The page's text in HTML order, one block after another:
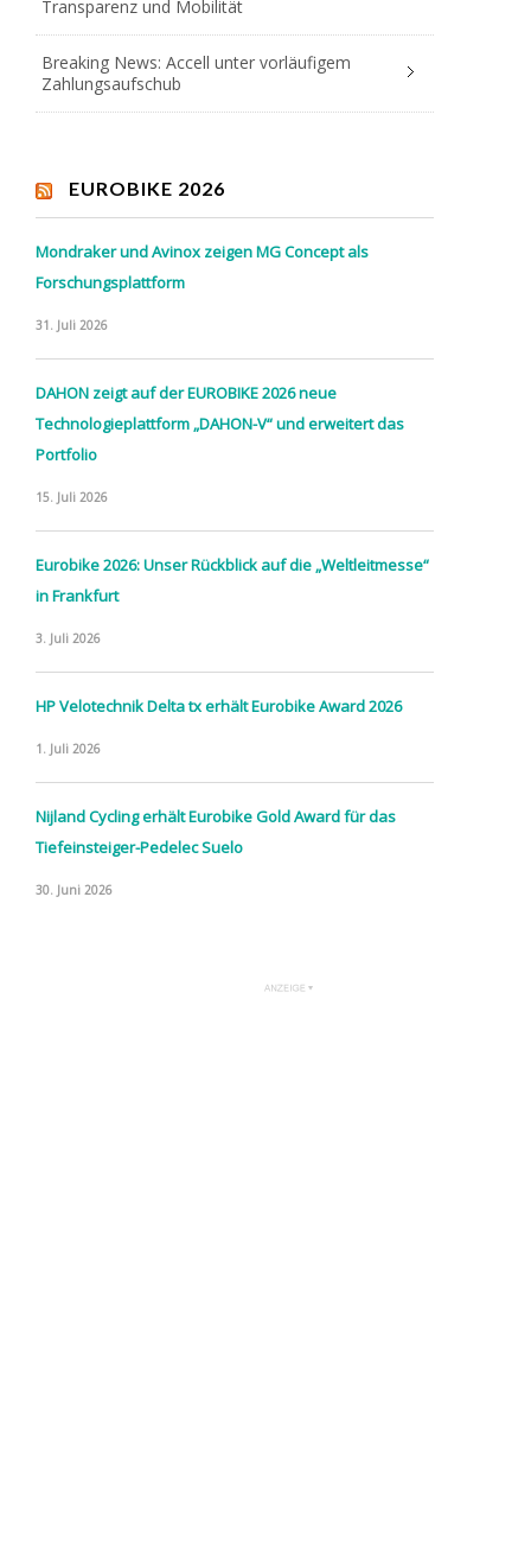
Transparenz und Mobilität
Breaking News: Accell unter vorläufigem
Zahlungsaufschub
EUROBIKE 2026
Mondraker und Avinox zeigen MG Concept als
Forschungsplattform
31. Juli 2026
DAHON zeigt auf der EUROBIKE 2026 neue
Technologieplattform „DAHON-V“ und erweitert das
Portfolio
15. Juli 2026
Eurobike 2026: Unser Rückblick auf die „Weltleitmesse“
in Frankfurt
3. Juli 2026
HP Velotechnik Delta tx erhält Eurobike Award 2026
1. Juli 2026
Nijland Cycling erhält Eurobike Gold Award für das
Tiefeinsteiger-Pedelec Suelo
30. Juni 2026